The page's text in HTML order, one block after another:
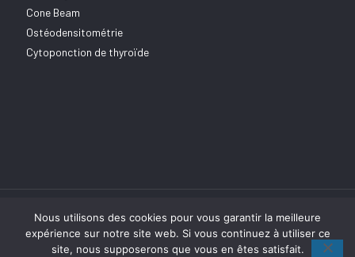
Cone Beam
Ostéodensitométrie
Cytoponction de thyroïde
Nous utilisons des cookies pour vous garantir la meilleure
expérience sur notre site web. Si vous continuez à utiliser ce
site, nous supposerons que vous en êtes satisfait.